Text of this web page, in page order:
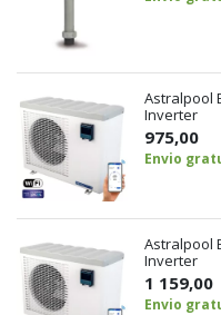
Astralpool
Inverter
975,00
Envio
Astralpool
Inverter
1 159,00
Envio